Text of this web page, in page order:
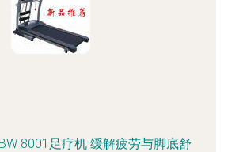
8001足疗机 缓解疲劳与脚底舒